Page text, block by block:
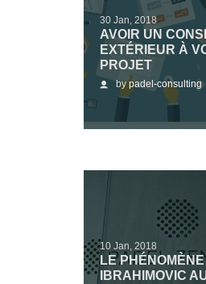
30 Jan, 2018
AVOIR UN
EXTÉRIEUR À
PROJET
bypadel-consulting
10 Jan, 2018
LE
IBRAHIMOVIC